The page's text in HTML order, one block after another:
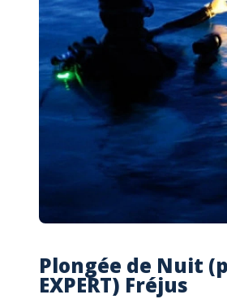
Plongée de Nuit
EXPERT) Fréjus